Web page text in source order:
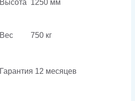
Высота 1250 мм
Вес 750 кг
Гарантия 12 месяцев